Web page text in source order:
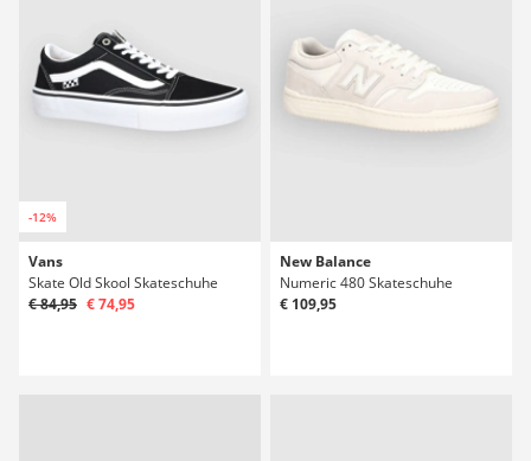
-12%
Vans
Skate Old Skool Skateschuhe
€ 84,95 € 74,95
New Balance
Numeric 480 Skateschuhe
€ 109,95